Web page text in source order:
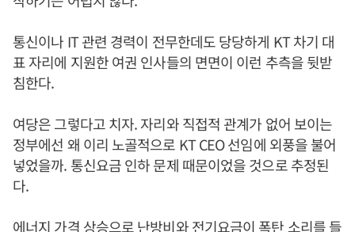
통신이나 IT 관련 경력이 전무한데도 당당하게 KT 차기 대
표 자리에 지원한 여권 인사들의 면면이 이런 추측을 뒷받
침한다.
여당은 그렇다고 치자. 자리와 직접적 관계가 없어 보이는
정부에선 왜 이리 노골적으로 KT CEO 선임에 외풍을 불어
넣었을까. 통신요금 인하 문제 때문이었을 것으로 추정된
다.
에너지 가격 상승으로 난방비와 전기요금이 폭탄 소리를 들